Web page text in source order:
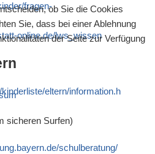
fragen-
online.de/lws_wissen
eltern/information.h
sicheren Surfen)
schulberatung/
ob Sie die Cookies
Sie, dass bei einer Ablehnung
der Seite zur Verfügung